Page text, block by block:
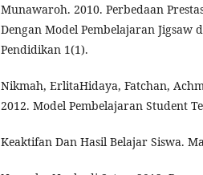
Munawaroh. 2010. Perbedaan
Dengan Model Pembelajaran Jigsaw
Pendidikan 1(1).
Nikmah, ErlitaHidaya, Fatchan,
2012. Model Pembelajaran Student
Keaktifan Dan Hasil Belajar Siswa.